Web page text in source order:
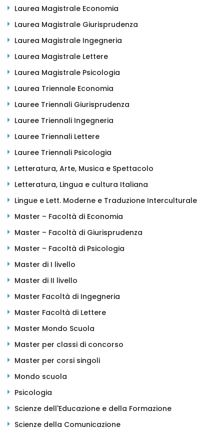
Laurea Magistrale Economia
Laurea Magistrale Giurisprudenza
Laurea Magistrale Ingegneria
Laurea Magistrale Lettere
Laurea Magistrale Psicologia
Laurea Triennale Economia
Lauree Triennali Giurisprudenza
Lauree Triennali Ingegneria
Lauree Triennali Lettere
Lauree Triennali Psicologia
Letteratura, Arte, Musica e Spettacolo
Letteratura, Lingua e cultura Italiana
Lingue e Lett. Moderne e Traduzione Interculturale
Master – Facoltà di Economia
Master – Facoltà di Giurisprudenza
Master – Facoltà di Psicologia
Master di I livello
Master di II livello
Master Facoltà di Ingegneria
Master Facoltà di Lettere
Master Mondo Scuola
Master per classi di concorso
Master per corsi singoli
Mondo scuola
Psicologia
Scienze dell'Educazione e della Formazione
Scienze della Comunicazione